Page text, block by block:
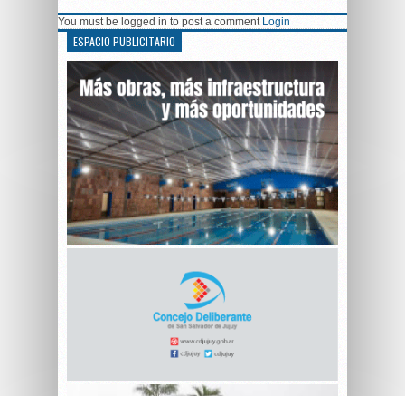
You must be logged in to post a comment Login
ESPACIO PUBLICITARIO